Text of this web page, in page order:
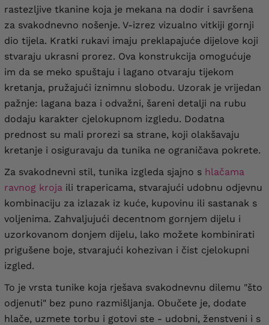
rastezljive tkanine koja je mekana na dodir i savršena
za svakodnevno nošenje. V-izrez vizualno vitkiji gornji
dio tijela. Kratki rukavi imaju preklapajuće dijelove koji
stvaraju ukrasni prorez. Ova konstrukcija omogućuje
im da se meko spuštaju i lagano otvaraju tijekom
kretanja, pružajući iznimnu slobodu. Uzorak je vrijedan
pažnje: lagana baza i odvažni, šareni detalji na rubu
dodaju karakter cjelokupnom izgledu. Dodatna
prednost su mali prorezi sa strane, koji olakšavaju
kretanje i osiguravaju da tunika ne ograničava pokrete.
Za svakodnevni stil, tunika izgleda sjajno s hlačama
ravnog kroja ili trapericama, stvarajući udobnu odjevnu
kombinaciju za izlazak iz kuće, kupovinu ili sastanak s
voljenima. Zahvaljujući decentnom gornjem dijelu i
uzorkovanom donjem dijelu, lako možete kombinirati
prigušene boje, stvarajući kohezivan i čist cjelokupni
izgled.
To je vrsta tunike koja rješava svakodnevnu dilemu "što
odjenuti" bez puno razmišljanja. Obučete je, dodate
hlače, uzmete torbu i gotovi ste - udobni, ženstveni i s